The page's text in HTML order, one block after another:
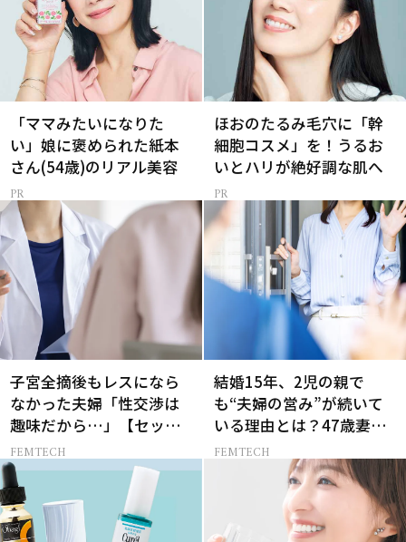
「ママみたいになりた
い」娘に褒められた紙本
さん(54歳)のリアル美容
ほおのたるみ毛穴に「幹
細胞コスメ」を！うるお
いとハリが絶好調な肌へ
子宮全摘後もレスになら
なかった夫婦「性交渉は
趣味だから…」【セック
スレス AND THE CITY -女
たちの告白-】
FEMTECH
結婚15年、2児の親で
も“夫婦の営み”が続いて
いる理由とは？47歳妻が
実践する【レスにならな
FEMTECH